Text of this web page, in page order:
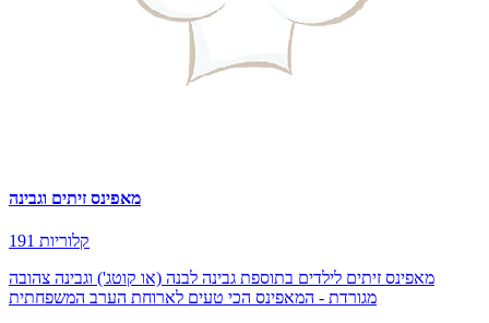
מאפינס זיתים וגבינה
191 קלוריות
מאפינס זיתים לילדים בתוספת גבינה לבנה (או קוטג') וגבינה צהובה
מגורדת - המאפינס הכי טעים לארוחת הערב המשפחתית